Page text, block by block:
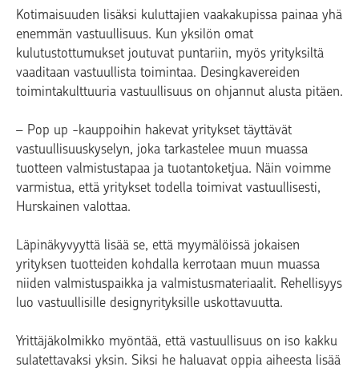
Kotimaisuuden lisäksi kuluttajien vaakakupissa painaa yhä
enemmän vastuullisuus. Kun yksilön omat
kulutustottumukset joutuvat puntariin, myös yrityksiltä
vaaditaan vastuullista toimintaa. Desingkavereiden
toimintakulttuuria vastuullisuus on ohjannut alusta pitäen.
– Pop up -kauppoihin hakevat yritykset täyttävät
vastuullisuuskyselyn, joka tarkastelee muun muassa
tuotteen valmistustapaa ja tuotantoketjua. Näin voimme
varmistua, että yritykset todella toimivat vastuullisesti,
Hurskainen valottaa.
Läpinäkyvyyttä lisää se, että myymälöissä jokaisen
yrityksen tuotteiden kohdalla kerrotaan muun muassa
niiden valmistuspaikka ja valmistusmateriaalit. Rehellisyys
luo vastuullisille designyrityksille uskottavuutta.
Yrittäjäkolmikko myöntää, että vastuullisuus on iso kakku
sulatettavaksi yksin. Siksi he haluavat oppia aiheesta lisää